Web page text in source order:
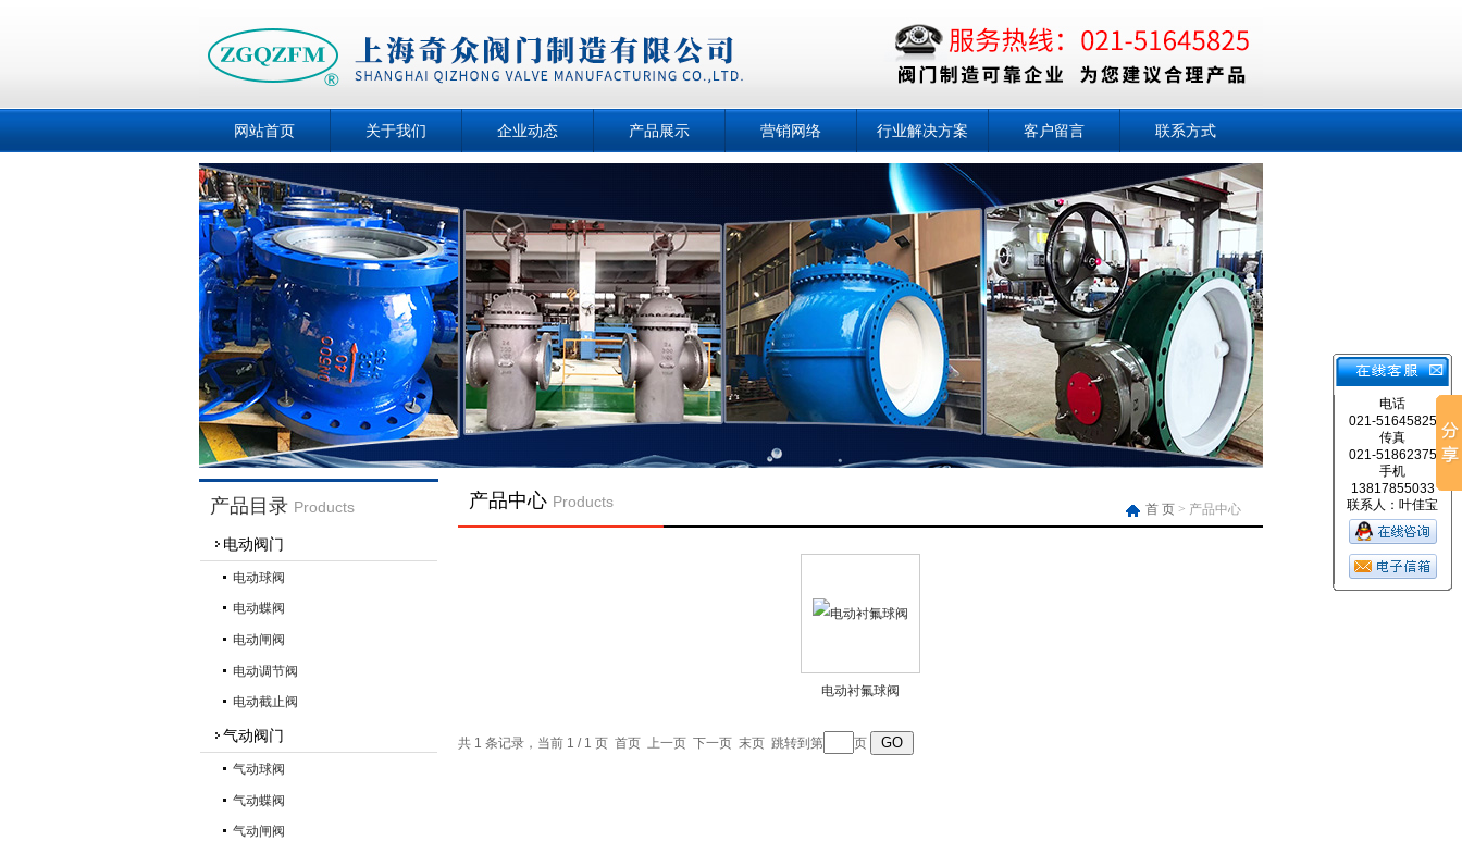
网站首页 关于我们 企业动态 产品展示 营销网络 行业解决方案 客户留言 联系方式
产品目录 Products
电动阀门
电动球阀
电动蝶阀
电动闸阀
电动调节阀
电动截止阀
气动阀门
气动球阀
气动蝶阀
气动闸阀
产品中心 Products 首 页 > 产品中心
电动衬氟球阀
共 1 条记录，当前 1 / 1 页 首页 上一页 下一页 末页 跳转到第 页
电话
021-51645825
传真
021-51862375
手机
13817855033
联系人：叶佳宝